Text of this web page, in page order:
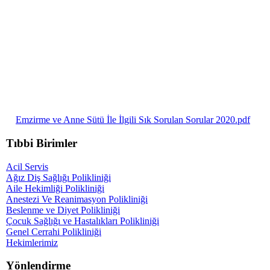
Emzirme ve Anne Sütü İle İlgili Sık Sorulan Sorular 2020.pdf
Tıbbi Birimler
Acil Servis
Ağız Diş Sağlığı Polikliniği
Aile Hekimliği Polikliniği
Anestezi Ve Reanimasyon Polikliniği
Beslenme ve Diyet Polikliniği
Çocuk Sağlığı ve Hastalıkları Polikliniği
Genel Cerrahi Polikliniği
Hekimlerimiz
Yönlendirme